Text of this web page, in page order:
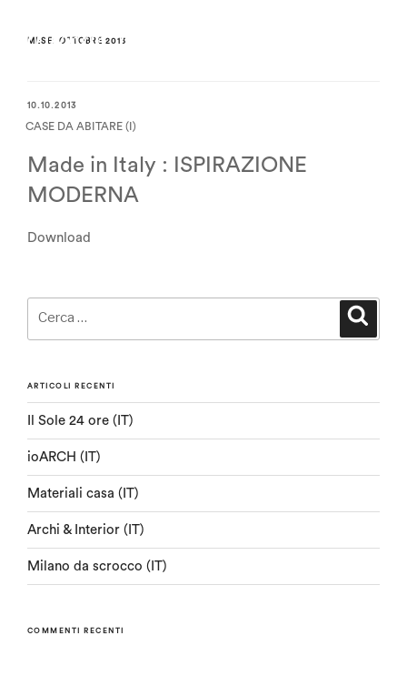
MESE:OTTOBRE 2013
10.10.2013
CASE DA ABITARE (I)
Made in Italy : ISPIRAZIONE
MODERNA
Download
ARTICOLI RECENTI
Il Sole 24 ore (IT)
ioARCH (IT)
Materiali casa (IT)
Archi & Interior (IT)
Milano da scrocco (IT)
COMMENTI RECENTI